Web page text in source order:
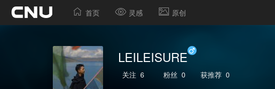
首页 灵感 原创
LEILEISURE
关注 6 粉丝 0 获推荐 0